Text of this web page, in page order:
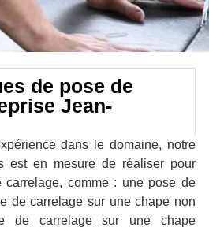
de pose de
Jean-
dans le domaine, notre
est en mesure de réaliser pour
comme : une pose de
de carrelage sur une chape non
de carrelage sur une chape